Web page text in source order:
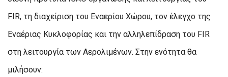
FIR, τη διαχείριση του Εναερίου Χώρου, τον έλεγχο της
Εναέριας Κυκλοφορίας και την αλληλεπίδραση του FIR
στη λειτουργία των Αερολιμένων. Στην ενότητα θα
μιλήσουν: